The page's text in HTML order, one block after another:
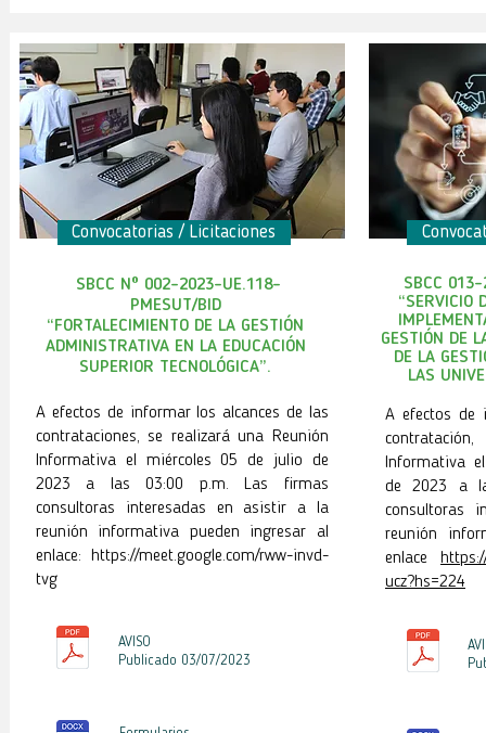
Convocatorias / Licitaciones
SBCC Nº 002-2023-UE.118-
PMESUT/BID
“FORTALECIMIENTO DE LA GESTIÓN
ADMINISTRATIVA EN LA EDUCACIÓN
SUPERIOR TECNOLÓGICA”.
A efectos de informar los alcances de las
contrataciones, se realizará una Reunión
Informativa el miércoles 05 de julio de
2023 a las 03:00 p.m. Las firmas
consultoras interesadas en asistir a la
reunión informativa pueden ingresar al
enlace: https://meet.google.com/rww-invd-
tvg
AVISO
Publicado 03/07/2023
SBCC
“SERVICIO
GESTIÓN DE
DE LA
LAS
A efectos de
Informativa
de 2023 a
consultoras
reunión
enlace
ucz?hs=224